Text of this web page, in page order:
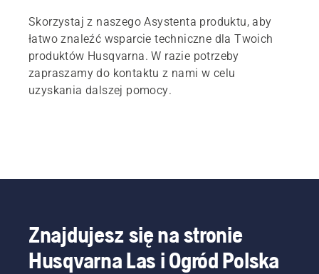
Skorzystaj z naszego Asystenta produktu, aby
łatwo znaleźć wsparcie techniczne dla Twoich
produktów Husqvarna. W razie potrzeby
zapraszamy do kontaktu z nami w celu
uzyskania dalszej pomocy.
Znajdujesz się na stronie
Husqvarna Las i Ogród Polska